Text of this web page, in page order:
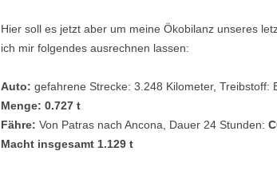
Hier soll es jetzt aber um meine Ökobilanz unseres
ich mir folgendes ausrechnen lassen:
Auto: gefahrene Strecke: 3.248 Kilometer, Treibstoff:
Menge: 0.727 t
Fähre: Von Patras nach Ancona, Dauer 24 Stunden:
Macht insgesamt 1.129 t